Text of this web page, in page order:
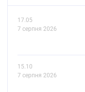
17.05
7 серпня 2026
15.10
7 серпня 2026